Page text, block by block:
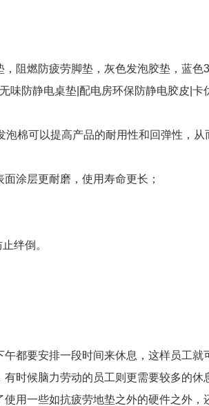
阻燃防疲劳脚垫，灰色发泡胶垫，蓝色
味防静电桌垫|配电房环保防静电胶皮|卡
泡棉可以提高产品的耐用性和回弹性，从
涂层更耐磨，使用寿命更长；
绊倒。
都要安排一段时间来休息，这样员工就
时候脑力劳动的员工则更需要较多的休
用一些如抗疲劳地垫之外的硬件之外，